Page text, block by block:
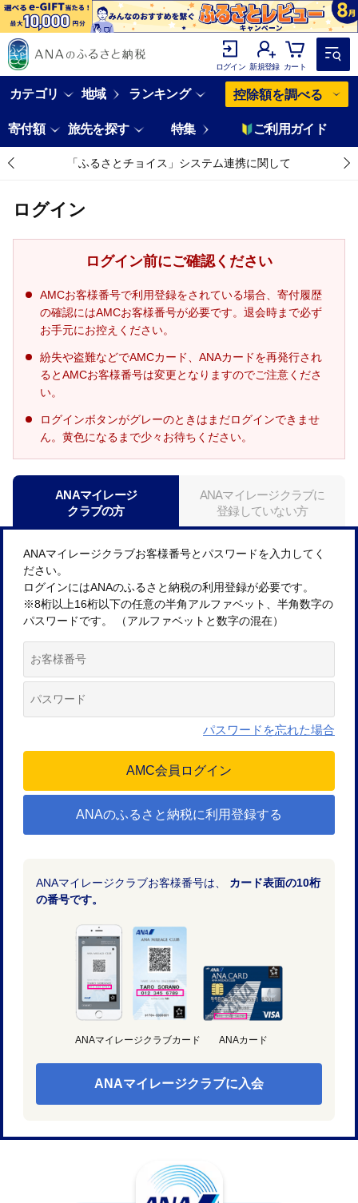
ログイン 新規登録 カート
カテゴリ 地域 ランキング 控除額を調べる
寄付額 旅先を探す 特集 ご利用ガイド
「ふるさとチョイス」システム連携に関して
ログイン
ログイン前にご確認ください
AMCお客様番号で利用登録をされている場合、寄付履歴
の確認にはAMCお客様番号が必要です。退会時まで必ず
お手元にお控えください。
紛失や盗難などでAMCカード、ANAカードを再発行され
るとAMCお客様番号は変更となりますのでご注意くださ
い。
ログインボタンがグレーのときはまだログインできませ
ん。黄色になるまで少々お待ちください。
ANAマイレージ
クラブの方
ANAマイレージクラブに
登録していない方
ANAマイレージクラブお客様番号とパスワードを入力してく
ださい。
ログインにはANAのふるさと納税の利用登録が必要です。
※8桁以上16桁以下の任意の半角アルファベット、半角数字の
パスワードです。 （アルファベットと数字の混在）
パスワードを忘れた場合
ANAのふるさと納税に利用登録する
ANAマイレージクラブお客様番号は、 カード表面の10桁
の番号です。
ANAマイレージクラブカード ANAカード
ANAマイレージクラブに入会